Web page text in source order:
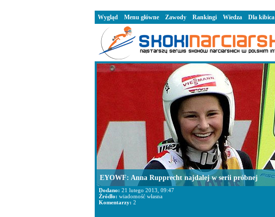
EYOWF: Anna Rupprecht najdalej w serii próbnej
Dodano: 21 lutego 2013, 09:47
Źródło: wiadomość własna
Komentarzy: 2
Wygląd Menu główne Zawody Rankingi Wiedza Dla kibica